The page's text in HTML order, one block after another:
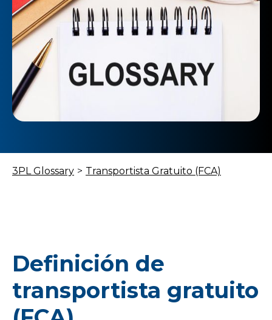
3PL Glossary > Transportista Gratuito (FCA)
Definición de
transportista gratuito